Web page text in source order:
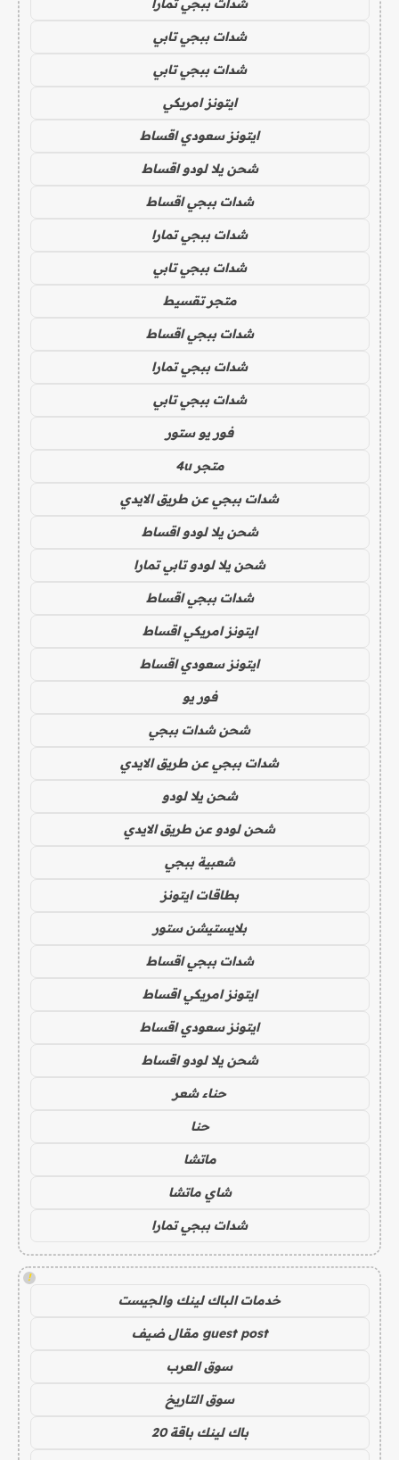
شدات ببجي تمارا
شدات ببجي تابي
شدات ببجي تابي
ايتونز امريكي
ايتونز سعودي اقساط
شحن يلا لودو اقساط
شدات ببجي اقساط
شدات ببجي تمارا
شدات ببجي تابي
متجر تقسيط
شدات ببجي اقساط
شدات ببجي تمارا
شدات ببجي تابي
فور يو ستور
متجر 4u
شدات ببجي عن طريق الايدي
شحن يلا لودو اقساط
شحن يلا لودو تابي تمارا
شدات ببجي اقساط
ايتونز امريكي اقساط
ايتونز سعودي اقساط
فور يو
شحن شدات ببجي
شدات ببجي عن طريق الايدي
شحن يلا لودو
شحن لودو عن طريق الايدي
شعبية ببجي
بطاقات ايتونز
بلايستيشن ستور
شدات ببجي اقساط
ايتونز امريكي اقساط
ايتونز سعودي اقساط
شحن يلا لودو اقساط
حناء شعر
حنا
ماتشا
شاي ماتشا
شدات ببجي تمارا
!
خدمات الباك لينك والجيست
guest post مقال ضيف
سوق العرب
سوق التاريخ
باك لينك باقة 20